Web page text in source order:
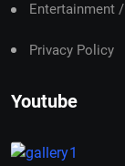
Entertainment
Privacy Policy
Youtube